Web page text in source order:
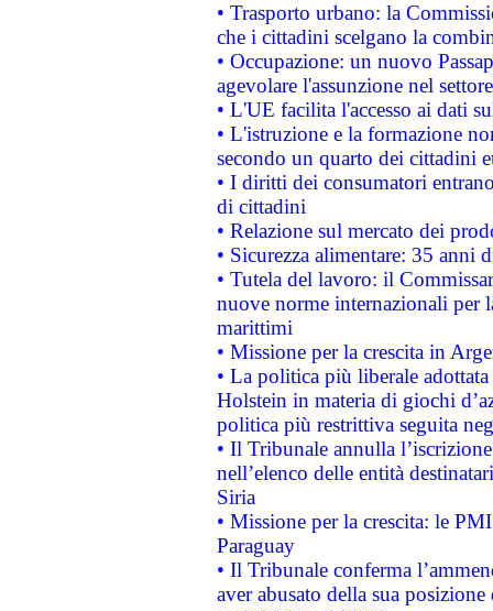
• Trasporto urbano: la
che i cittadini scelgano la
• Occupazione: un nuovo
agevolare l'assunzione nel
• L'UE facilita l'accesso ai dati
• L'istruzione e la formazione
secondo un quarto dei cittadini
• I diritti dei consumatori
di cittadini
• Relazione sul mercato dei
• Sicurezza alimentare: 35 anni
• Tutela del lavoro: il
nuove norme internazionali per
marittimi
• Missione per la crescita in
• La politica più liberale
Holstein in materia di giochi
politica più restrittiva seguita
• Il Tribunale annulla
nell’elenco delle entità
Siria
• Missione per la crescita: le
Paraguay
• Il Tribunale conferma
aver abusato della sua